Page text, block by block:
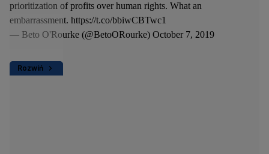
Rozwiń
prioritization of profits over human rights. What an
embarrassment. https://t.co/bbiwCBTwc1
— Beto O'Rourke (@BetoORourke) October 7, 2019